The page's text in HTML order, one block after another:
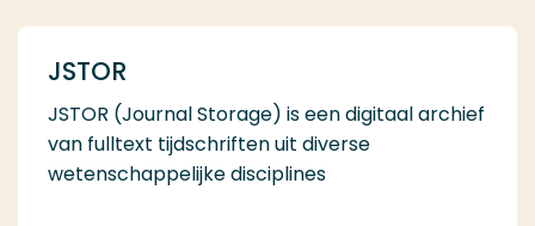
JSTOR
JSTOR (Journal Storage) is een digitaal archief
van fulltext tijdschriften uit diverse
wetenschappelijke disciplines